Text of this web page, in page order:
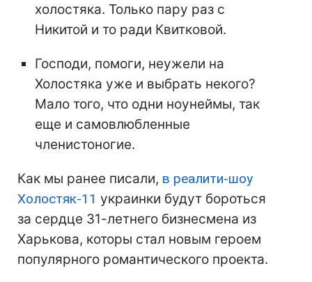
холостяка. Только пару раз с
Никитой и то ради Квитковой.
Господи, помоги, неужели на
Холостяка уже и выбрать некого?
Мало того, что одни ноунеймы, так
еще и самовлюбленные
членистоногие.
Как мы ранее писали, в реалити-шоу
Холостяк-11 украинки будут бороться
за сердце 31-летнего бизнесмена из
Харькова, которы стал новым героем
популярного романтического проекта.